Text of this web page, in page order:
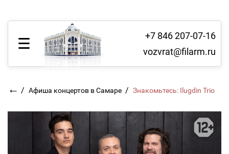
+7 846 207-07-16
vozvrat@filarm.ru
← / Афиша концертов в Самаре / Знакомьтесь: Ilugdin Trio